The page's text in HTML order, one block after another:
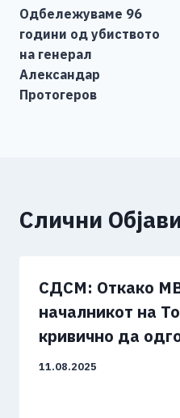
o
o
k
g
er
на
напис
Одбележуваме 96
години од убиството
на генерал
Александар
Протогеров
Слични
СДСМ: Откако
началникот на
кривично да
11.08.2025